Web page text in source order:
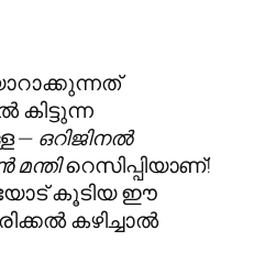
കിട്ടുന്ന
— ഒറിജിനൽ
റെസിപ്പിയാണ്!
കൂടിയ ഈ
കഴിച്ചാൽ